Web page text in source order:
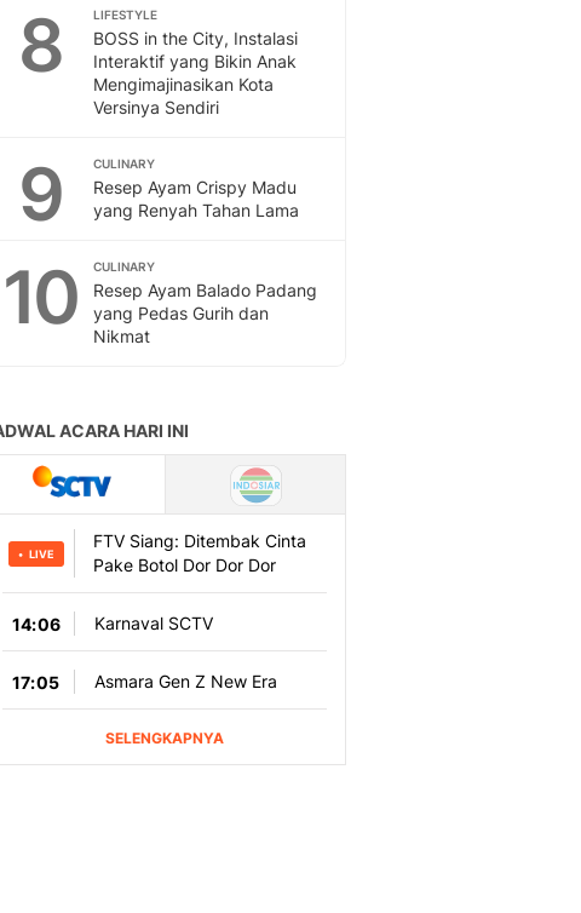
8 LIFESTYLE
BOSS in the City, Instalasi
Interaktif yang Bikin Anak
Mengimajinasikan Kota
Versinya Sendiri
9 CULINARY
Resep Ayam Crispy Madu
yang Renyah Tahan Lama
10 CULINARY
Resep Ayam Balado Padang
yang Pedas Gurih dan
Nikmat